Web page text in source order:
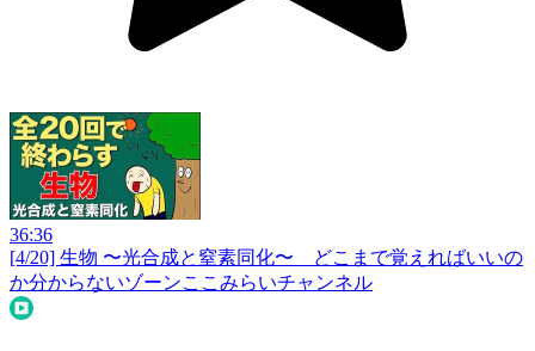
36:36
[4/20] 生物 〜光合成と窒素同化〜 どこまで覚えればいいの
か分からないゾーンここみらいチャンネル